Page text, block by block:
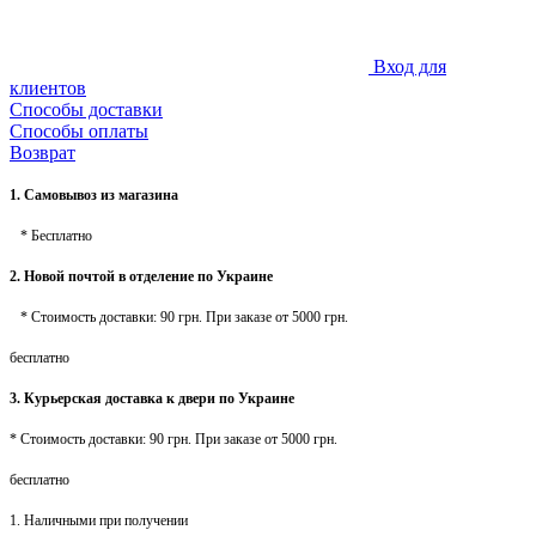
Вход для
клиентов
Способы доставки
Способы оплаты
Возврат
1. Самовывоз из магазина
* Бесплатно
2. Новой почтой в отделение по Украине
* Стоимость доставки: 90 грн. При заказе от 5000 грн.
бесплатно
3. Курьерская доставка к двери по Украине
* Стоимость доставки: 90 грн. При заказе от 5000 грн.
бесплатно
1. Наличными при получении